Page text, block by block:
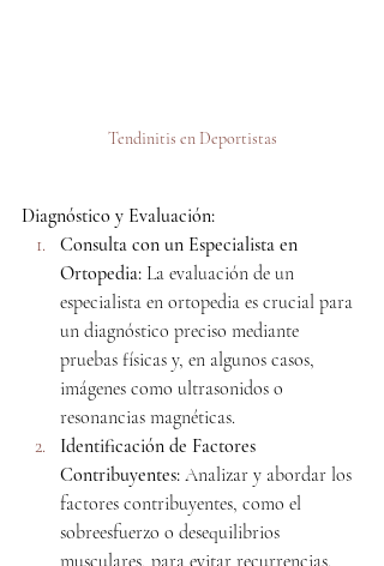
Tendinitis en Deportistas
Diagnóstico y Evaluación:
Consulta con un Especialista en
Ortopedia: La evaluación de un
especialista en ortopedia es crucial para
un diagnóstico preciso mediante
pruebas físicas y, en algunos casos,
imágenes como ultrasonidos o
resonancias magnéticas.
Identificación de Factores
Contribuyentes: Analizar y abordar los
factores contribuyentes, como el
sobreesfuerzo o desequilibrios
musculares, para evitar recurrencias.